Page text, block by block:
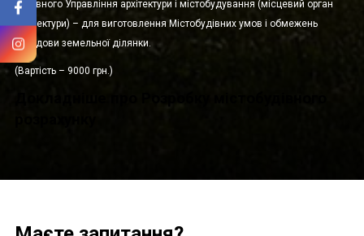
Головного Управління архітектури і містобудування (місцевий орган
архітектури) – для виготовлення Містобудівних умов і обмежень
забудови земельної ділянки.
(Вартість – 9000 грн.)